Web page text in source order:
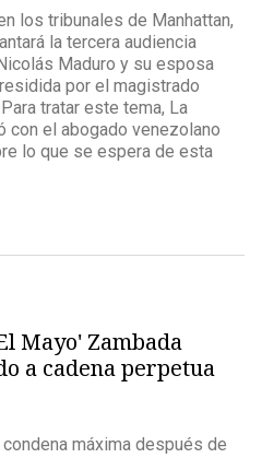
los tribunales de Manhattan,
la tercera audiencia
Maduro y su esposa
por el magistrado
tratar este tema, La
con el abogado venezolano
lo que se espera de esta
Mayo' Zambada
a cadena perpetua
máxima después de